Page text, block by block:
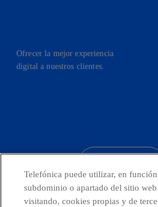
Ofrecer la mejor experiencia
digital a nuestros clientes.
Telefónica puede utilizar, en
subdominio o apartado del sitio web
visitando, cookies propias y de